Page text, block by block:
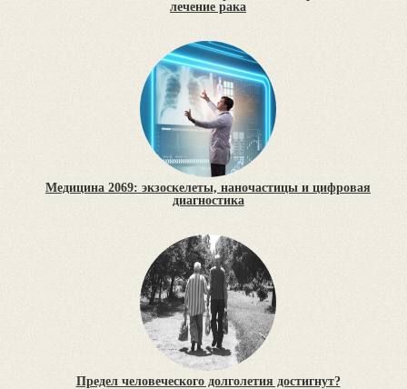
лечение рака
Медицина 2069: экзоскелеты, наночастицы и цифровая
диагностика
Предел человеческого долголетия достигнут?